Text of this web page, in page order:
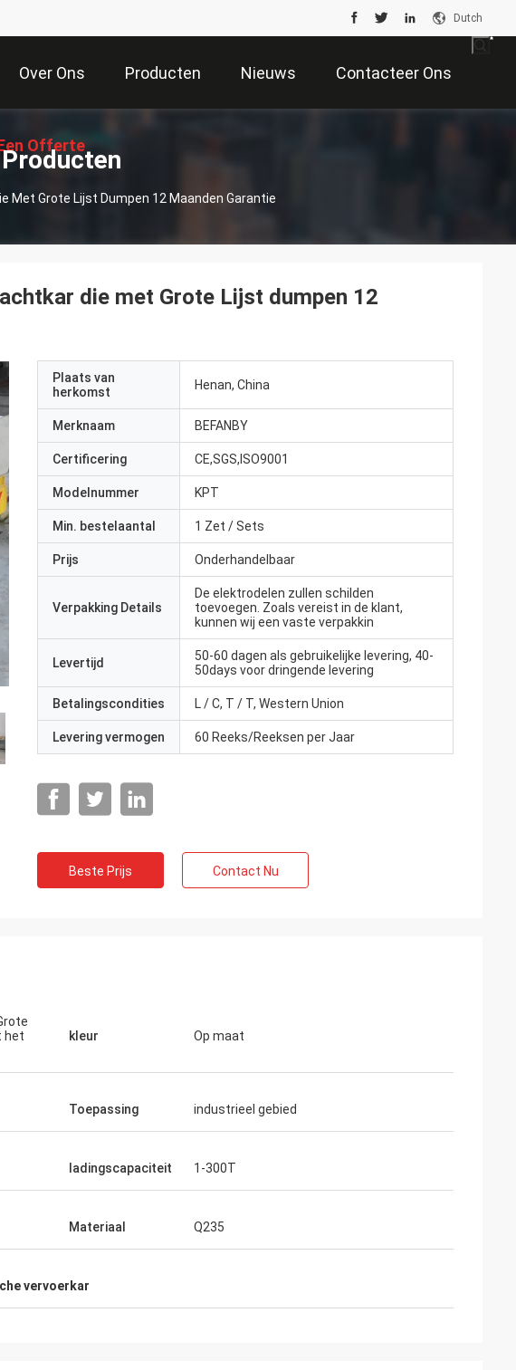
Dutch
Over Ons Producten Nieuws Contacteer Ons
Offerte
Met Grote Lijst Dumpen 12 Maanden Garantie
die met Grote Lijst dumpen 12
Plaats van
herkomst
Henan, China
Merknaam BEFANBY
Certificering CE,SGS,ISO9001
Modelnummer KPT
Min. bestelaantal 1 Zet / Sets
Prijs Onderhandelbaar
Verpakking Details
De elektrodelen zullen schilden
toevoegen. Zoals vereist in de klant,
kunnen wij een vaste verpakkin
Levertijd
50-60 dagen als gebruikelijke levering, 40-
50days voor dringende levering
Betalingscondities L / C, T / T, Western Union
Levering vermogen 60 Reeks/Reeksen per Jaar
Beste Prijs Contact Nu
het
kleur Op maat
Toepassing industrieel gebied
ladingscapaciteit 1-300T
Materiaal Q235
vervoerkar